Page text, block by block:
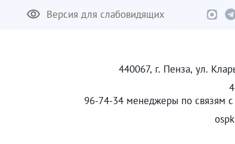
Версия для слабовидящих
440067, г. Пенза, ул.
96-74-34 менеджеры по связям